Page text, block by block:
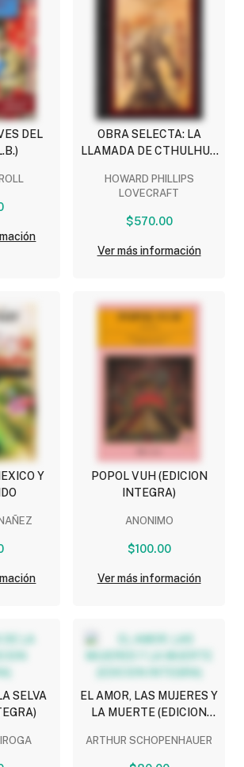
DEL
OBRA SELECTA: LA
LLAMADA DE CTHULHU -
NECRONOMICON -
FUERA DE LOS EONES -
LA MUERTE ALADA - LAS
MUCHOS MAS...
HOWARD PHILLIPS
LOVECRAFT
$570.00
Ver más información
Y
POPOL VUH (EDICION
INTEGRA)
ANONIMO
$100.00
Ver más información
SELVA
EL AMOR, LAS MUJERES Y
LA MUERTE (EDICION
ARTHUR SCHOPENHAUER